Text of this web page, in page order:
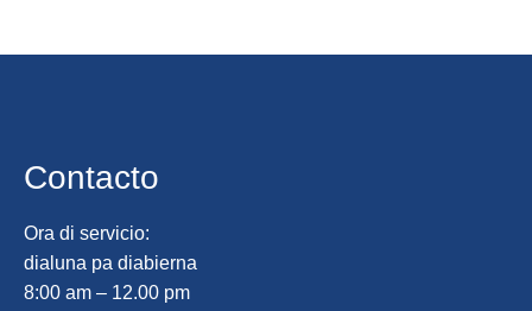
Contacto
Ora di servicio:
dialuna pa diabierna
8:00 am – 12.00 pm